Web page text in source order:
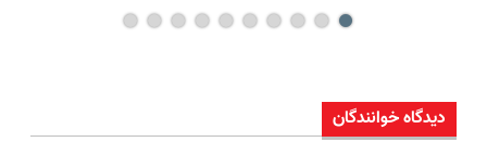
دیدگاه خوانندگان